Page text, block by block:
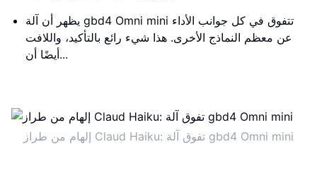
يظهر أن آلة gbd4 Omni mini تتفوق في كل جوانب الأداء
عن معظم النماذج الأخرى. هذا شيء رائع بالتأكيد، واللافت
أيضًا أن...
إلهام من طراز Claud Haiku: تفوق آلة gbd4 Omni mini